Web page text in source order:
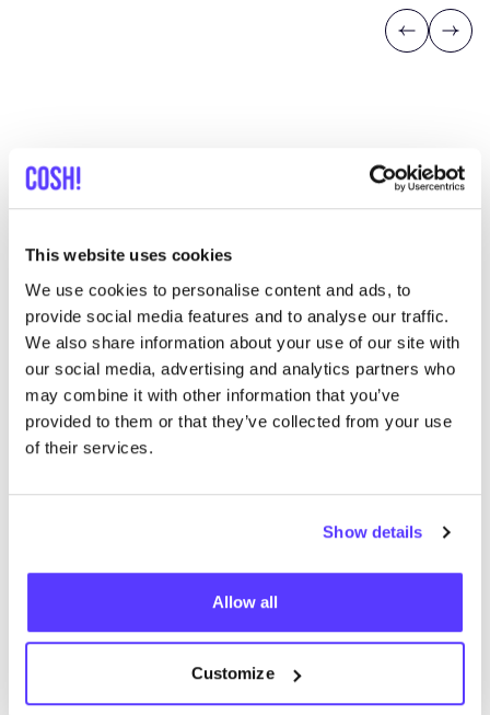
This website uses cookies
We use cookies to personalise content and ads, to
provide social media features and to analyse our traffic.
We also share information about your use of our site with
our social media, advertising and analytics partners who
may combine it with other information that you’ve
provided to them or that they’ve collected from your use
of their services.
Show details
Allow all
Customize
Previous
Next
Découvrez où acheter Ragnarøk
Clothing
Voir tous les 1 magasins
Ragnarøk clothing
Vêtements